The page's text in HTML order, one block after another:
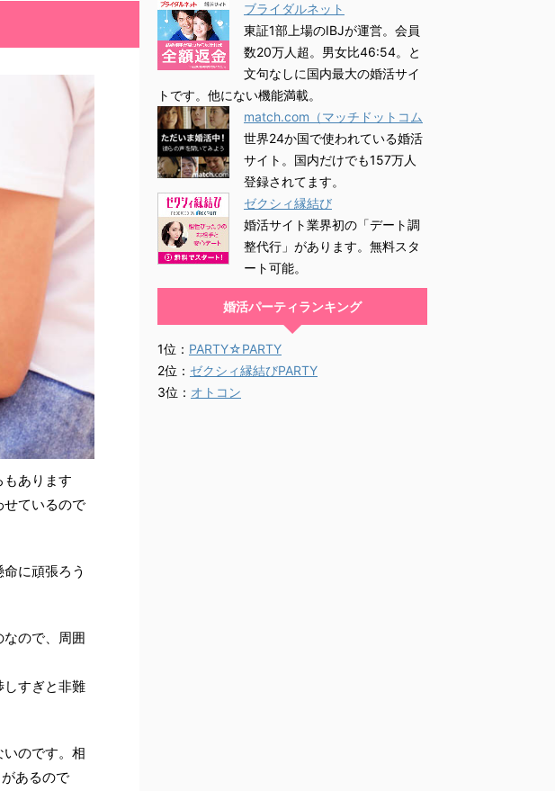
あります
ているので
に頑張ろう
ので、周囲
しすぎと非難
のです。相
あるので
ブライダルネット
東証1部上場のIBJが運営。会員
数20万人超。男女比46:54。と
文句なしに国内最大の婚活サイ
トです。他にない機能満載。
match.com（マッチドットコム
世界24か国で使われている婚活
サイト。国内だけでも157万人
登録されてます。
ゼクシィ縁結び
婚活サイト業界初の「デート調
整代行」があります。無料スタ
ート可能。
婚活パーティランキング
1位： PARTY☆PARTY
2位： ゼクシィ縁結びPARTY
3位： オトコン